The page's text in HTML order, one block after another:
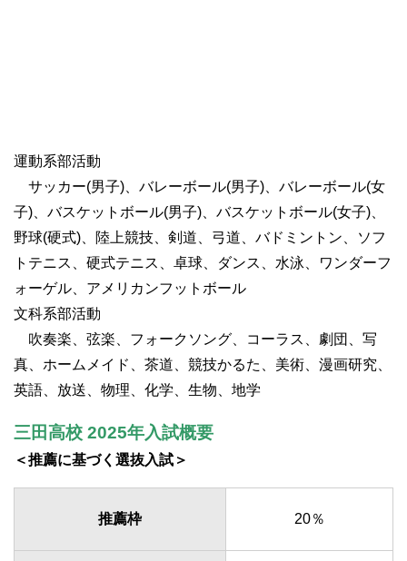
運動系部活動
サッカー(男子)、バレーボール(男子)、バレーボール(女
子)、バスケットボール(男子)、バスケットボール(女子)、
野球(硬式)、陸上競技、剣道、弓道、バドミントン、ソフ
トテニス、硬式テニス、卓球、ダンス、水泳、ワンダーフ
ォーゲル、アメリカンフットボール
文科系部活動
吹奏楽、弦楽、フォークソング、コーラス、劇団、写
真、ホームメイド、茶道、競技かるた、美術、漫画研究、
英語、放送、物理、化学、生物、地学
三田高校 2025年入試概要
＜推薦に基づく選抜入試＞
推薦枠 20％